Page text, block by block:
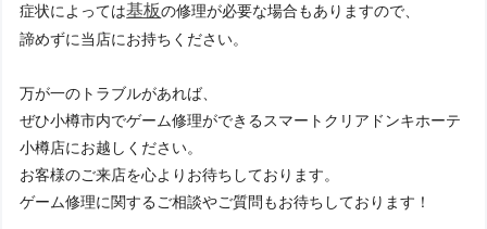
症状によっては基板の修理が必要な場合もありますので、
諦めずに当店にお持ちください。
万が一のトラブルがあれば、
ぜひ小樽市内でゲーム修理ができるスマートクリアドンキホーテ
小樽店にお越しください。
お客様のご来店を心よりお待ちしております。
ゲーム修理に関するご相談やご質問もお待ちしております！